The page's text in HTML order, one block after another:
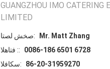
GUANGZHOU IMO CATERING
LIMITED
اتصل شخص:
Mr. Matt Zhang
الهاتف ::
0086-186 6501 6728
الفاكس:
86-20-31959270